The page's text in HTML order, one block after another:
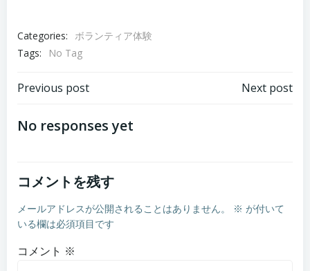
Categories:
ボランティア体験
Tags:
No Tag
Post
navigation
Previous post Next post
No responses yet
コメントを残す
メールアドレスが公開されることはありません。 ※ が付いて
いる欄は必須項目です
コメント ※